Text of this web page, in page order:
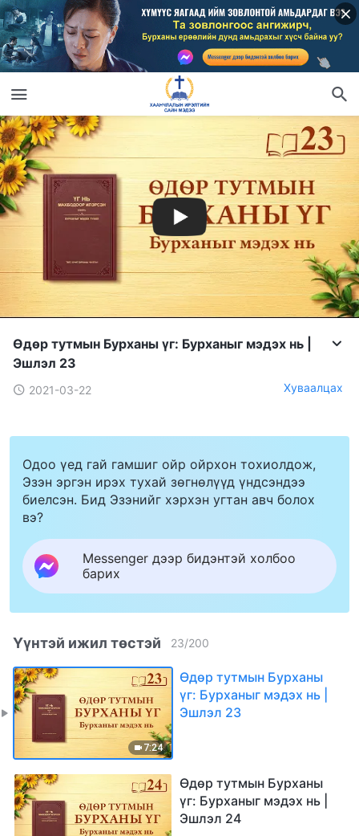
Өдөр тутмын Бурханы үг: Бурханыг мэдэх нь |
Эшлэл 23
2021-03-22 Хуваалцах
Одоо үед гай гамшиг ойр ойрхон тохиолдож,
Эзэн эргэн ирэх тухай зөгнөлүүд үндсэндээ
биелсэн. Бид Эзэнийг хэрхэн угтан авч болох
вэ?
Messenger дээр бидэнтэй холбоо
барих
Үүнтэй ижил төстэй 23/200
7:24
Өдөр тутмын Бурханы
үг: Бурханыг мэдэх нь |
Эшлэл 23
Өдөр тутмын Бурханы
үг: Бурханыг мэдэх нь |
Эшлэл 24